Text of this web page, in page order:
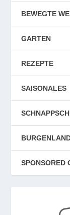
BEWEGTE
GARTEN
REZEPTE
SAISONALES
SPONSORED